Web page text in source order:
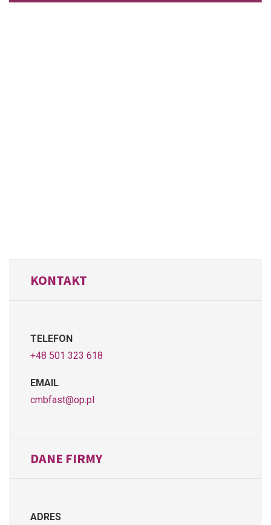
KONTAKT
TELEFON
+48 501 323 618
EMAIL
cmbfast@op.pl
DANE FIRMY
ADRES